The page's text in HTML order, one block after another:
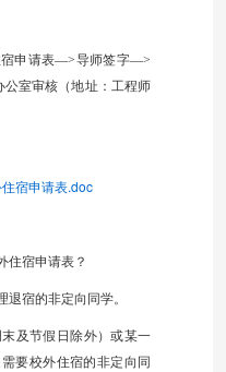
宿申请表—>导师签字—>
公室审核 （地址：工程师
宿申请表.doc
住宿申请表？
宿的非定向同学。
及节假日除外）或某一
要校外住宿的非定向同